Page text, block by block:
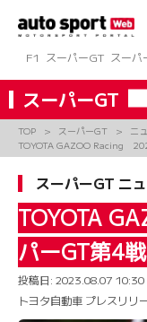
ツ
へ
ス
キ
プ
F1 スーパーGT スーパ
スーパーGT
TOP スーパーGT
ニ
TOYOTA GAZOO Racing
スーパーGT ニ
TOYOTA
パーGT第4
投稿日: 2023.08.07 10:30
トヨタ自動車 プレスリリ